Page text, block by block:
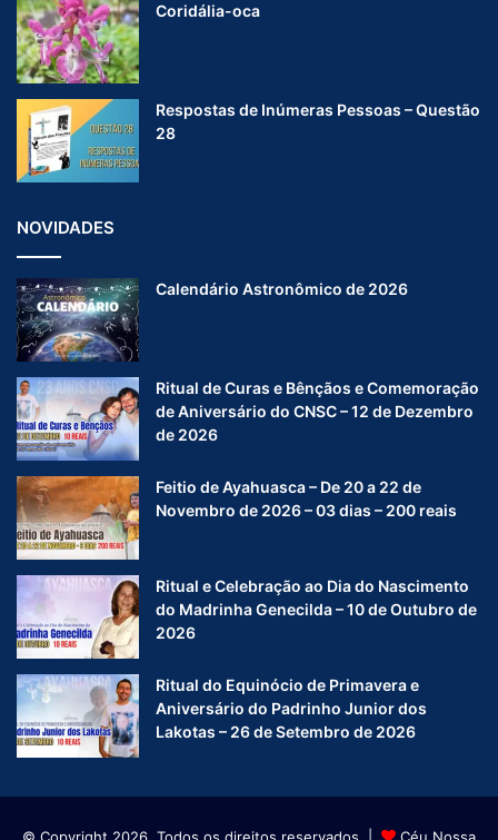
Coridália-oca
Respostas de Inúmeras Pessoas – Questão
28
NOVIDADES
Calendário Astronômico de 2026
Ritual de Curas e Bênçãos e Comemoração
de Aniversário do CNSC – 12 de Dezembro
de 2026
Feitio de Ayahuasca – De 20 a 22 de
Novembro de 2026 – 03 dias – 200 reais
Ritual e Celebração ao Dia do Nascimento
do Madrinha Genecilda – 10 de Outubro de
2026
Ritual do Equinócio de Primavera e
Aniversário do Padrinho Junior dos
Lakotas – 26 de Setembro de 2026